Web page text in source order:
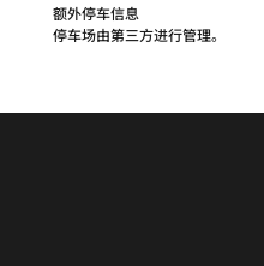
额外停车信息
停车场由第三方进行管理。